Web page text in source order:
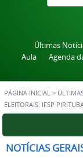
Últimas
Aula
Agenda
PÁGINA INICIAL >
ELEITORAIS: IFSP
NOTÍCIAS